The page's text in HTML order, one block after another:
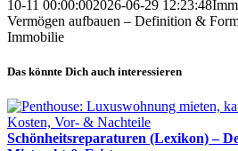
10-11 00:00:002026-06-29 12:23:48
Vermögen aufbauen – Definition &
Immobilie
Das könnte Dich auch interessieren
Schönheitsreparaturen (Lexikon) –